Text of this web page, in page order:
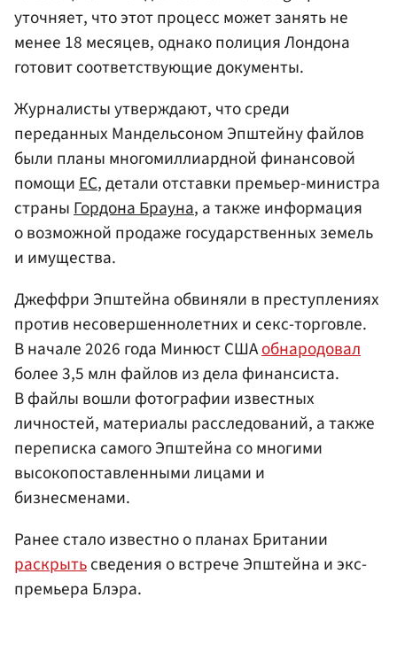
уточняет, что этот процесс может занять не
менее 18 месяцев, однако полиция Лондона
готовит соответствующие документы.
Журналисты утверждают, что среди
переданных Мандельсоном Эпштейну файлов
были планы многомиллиардной финансовой
помощиЕС, детали отставки премьер-министра
страныГордона Брауна, а также информация
о возможной продаже государственных земель
и имущества.
Джеффри Эпштейна обвиняли в преступлениях
против несовершеннолетних и секс-торговле.
В начале 2026 года Минюст СШАобнародовал
более 3,5 млн файлов из дела финансиста.
В файлы вошли фотографии известных
личностей, материалы расследований, а также
переписка самого Эпштейна со многими
высокопоставленными лицами и
бизнесменами.
Ранее стало известно о планах Британии
раскрытьсведения о встрече Эпштейна и экс-
премьера Блэра.